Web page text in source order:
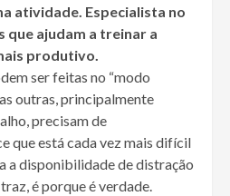
atividade. Especialista no
que ajudam a treinar a
produtivo.
ser feitas no “modo
outras, principalmente
precisam de
que está cada vez mais difícil
a disponibilidade de distração
é porque é verdade.